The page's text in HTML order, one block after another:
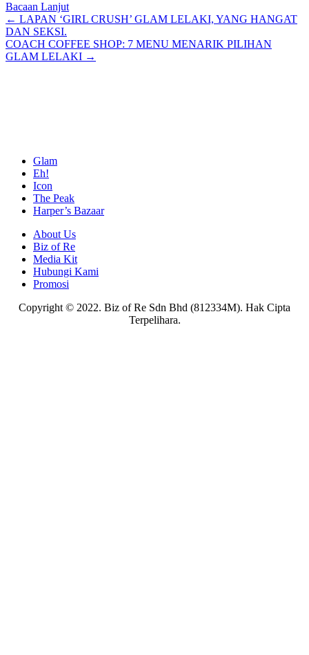
Bacaan Lanjut
Posts
navigation
← LAPAN ‘GIRL CRUSH’ GLAM LELAKI, YANG HANGAT
DAN SEKSI.
COACH COFFEE SHOP: 7 MENU MENARIK PILIHAN
GLAM LELAKI →
Glam
Eh!
Icon
The Peak
Harper’s Bazaar
About Us
Biz of Re
Media Kit
Hubungi Kami
Promosi
Copyright © 2022. Biz of Re Sdn Bhd (812334M). Hak Cipta
Terpelihara.